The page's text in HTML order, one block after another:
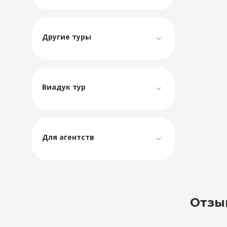
Другие туры
Виадук тур
Для агентств